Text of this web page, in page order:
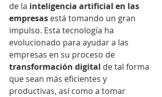
de la inteligencia artificial en las
empresas está tomando un gran
impulso. Esta tecnología ha
evolucionado para ayudar a las
empresas en su proceso de
transformación digital de tal forma
que sean más eficientes y
productivas, así como a tomar